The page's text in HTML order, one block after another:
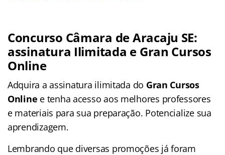
Concurso Câmara de Aracaju SE:
assinatura Ilimitada e Gran Cursos
Online
Adquira a assinatura ilimitada do Gran Cursos
Online e tenha acesso aos melhores professores
e materiais para sua preparação. Potencialize sua
aprendizagem.
Lembrando que diversas promoções já foram